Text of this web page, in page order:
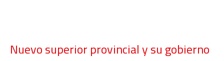
Nuevo superior provincial y su gobierno